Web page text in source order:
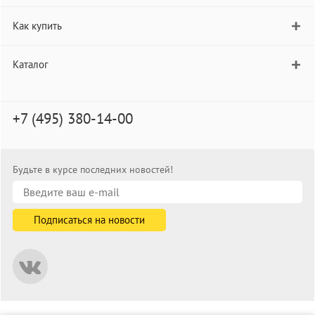
Как купить
Каталог
+7 (495) 380-14-00
Будьте в курсе последних новостей!